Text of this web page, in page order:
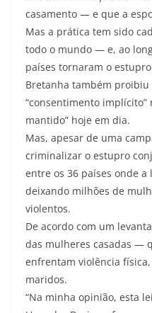
casamento — e que a
Mas a prática tem sido
todo o mundo — e, ao
países tornaram o
Bretanha também
“consentimento implícito”
mantido” hoje em dia.
Mas, apesar de uma
criminalizar o estupro
entre os 36 países onde
deixando milhões de
violentos.
De acordo com um
das mulheres casadas —
enfrentam violência
maridos.
“Na minha opinião, esta